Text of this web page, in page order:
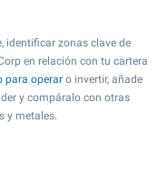
identificar zonas clave de
en relación con tu cartera
para operar o invertir, añade
y compáralo con otras
y metales.